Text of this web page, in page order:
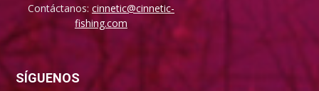
Contáctanos: cinnetic@cinnetic-
fishing.com
SÍGUENOS